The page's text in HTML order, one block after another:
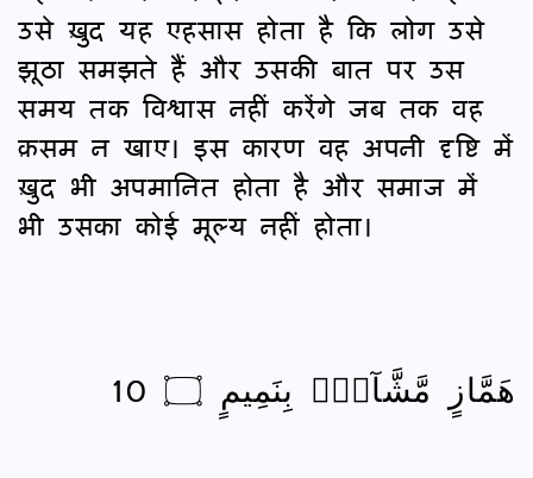
उसे ख़ुद यह एहसास होता है कि लोग उसे
झूठा समझते हैं और उसकी बात पर उस
समय तक विश्वास नहीं करेंगे जब तक वह
क़सम न खाए। इस कारण वह अपनी दृष्टि में
ख़ुद भी अपमानित होता है और समाज में
भी उसका कोई मूल्य नहीं होता।
هَمَّازٍ مَّشَّآءٍۭ بِنَمِيمٍ ۝ 10